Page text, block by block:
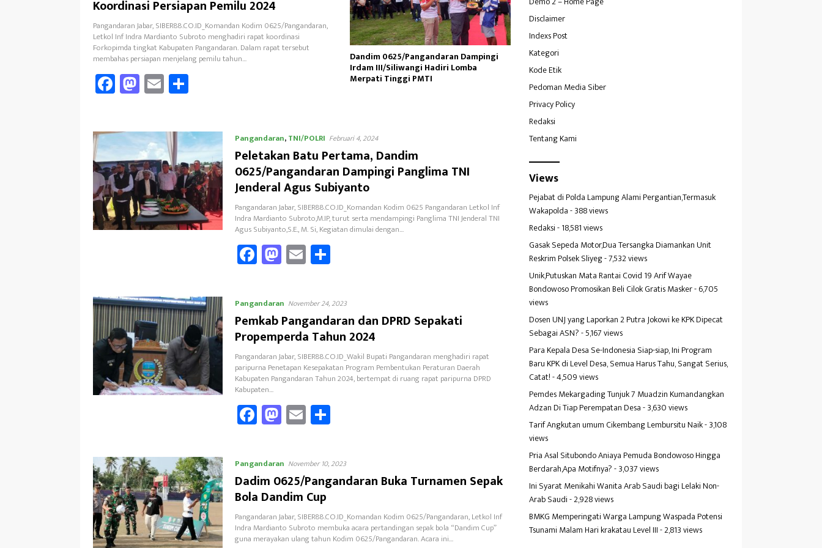
Koordinasi Persiapan Pemilu 2024
Pangandaran Jabar, SIBER88.CO.ID_Komandan Kodim 0625/Pangandaran,
Letkol Inf Indra Mardianto Subroto menghadiri rapat koordinasi
Forkopimda tingkat Kabupaten Pangandaran. Dalam rapat tersebut
membahas persiapan menjelang pemilu tahun…
Fa
ce
b
oo
k
M
as
to
d
o
n
E
m
ail e
Dandim 0625/Pangandaran Dampingi
Irdam III/Siliwangi Hadiri Lomba
Merpati Tinggi PMTI
Pangandaran,TNI/POLRI Februari 4, 2024
Peletakan Batu Pertama, Dandim
0625/Pangandaran Dampingi Panglima TNI
Jenderal Agus Subiyanto
Pangandaran Jabar, SIBER88.CO.ID_Komandan Kodim 0625 Pangandaran Letkol Inf
Indra Mardianto Subroto,M.IP, turut serta mendampingi Panglima TNI Jenderal TNI
Agus Subiyanto,S.E., M. Si, Kegiatan dimulai dengan…
Fa
ce
b
oo
k
M
as
to
d
o
n
E
m
ail
Sh
ar
e
Pangandaran November 24, 2023
Pemkab Pangandaran dan DPRD Sepakati
Propemperda Tahun 2024
Pangandaran Jabar, SIBER88.CO.ID_Wakil Bupati Pangandaran menghadiri rapat
paripurna Penetapan Kesepakatan Program Pembentukan Peraturan Daerah
Kabupaten Pangandaran Tahun 2024, bertempat di ruang rapat paripurna DPRD
Kabupaten…
Fa
ce
b
oo
k
M
as
to
d
o
n
E
m
ail
Sh
ar
e
Pangandaran November 10, 2023
Dadim 0625/Pangandaran Buka Turnamen Sepak
Bola Dandim Cup
Pangandaran Jabar, SIBER88.CO.ID_Komandan Kodim 0625/Pangandaran, Letkol Inf
Indra Mardianto Subroto membuka acara pertandingan sepak bola “Dandim Cup”
guna merayakan ulang tahun Kodim 0625/Pangandaran. Acara ini…
Disclaimer
Indexs Post
Kategori
Kode Etik
Pedoman Media Siber
Privacy Policy
Redaksi
Tentang Kami
Views
Pejabat di Polda Lampung Alami Pergantian,Termasuk
Wakapolda- 388 views
Redaksi- 18,581 views
Gasak Sepeda Motor,Dua Tersangka Diamankan Unit
Reskrim Polsek Sliyeg- 7,532 views
Unik,Putuskan Mata Rantai Covid 19 Arif Wayae
Bondowoso Promosikan Beli Cilok Gratis Masker- 6,705
views
Dosen UNJ yang Laporkan 2 Putra Jokowi ke KPK Dipecat
Sebagai ASN?- 5,167 views
Para Kepala Desa Se-Indonesia Siap-siap, Ini Program
Baru KPK di Level Desa, Semua Harus Tahu, Sangat Serius,
Catat!- 4,509 views
Pemdes Mekargading Tunjuk 7 Muadzin Kumandangkan
Adzan Di Tiap Perempatan Desa- 3,630 views
Tarif Angkutan umum Cikembang Lembursitu Naik- 3,108
views
Pria Asal Situbondo Aniaya Pemuda Bondowoso Hingga
Berdarah,Apa Motifnya?- 3,037 views
Ini Syarat Menikahi Wanita Arab Saudi bagi Lelaki Non-
Arab Saudi- 2,928 views
BMKG Memperingati Warga Lampung Waspada Potensi
Tsunami Malam Hari krakatau Level III- 2,813 views